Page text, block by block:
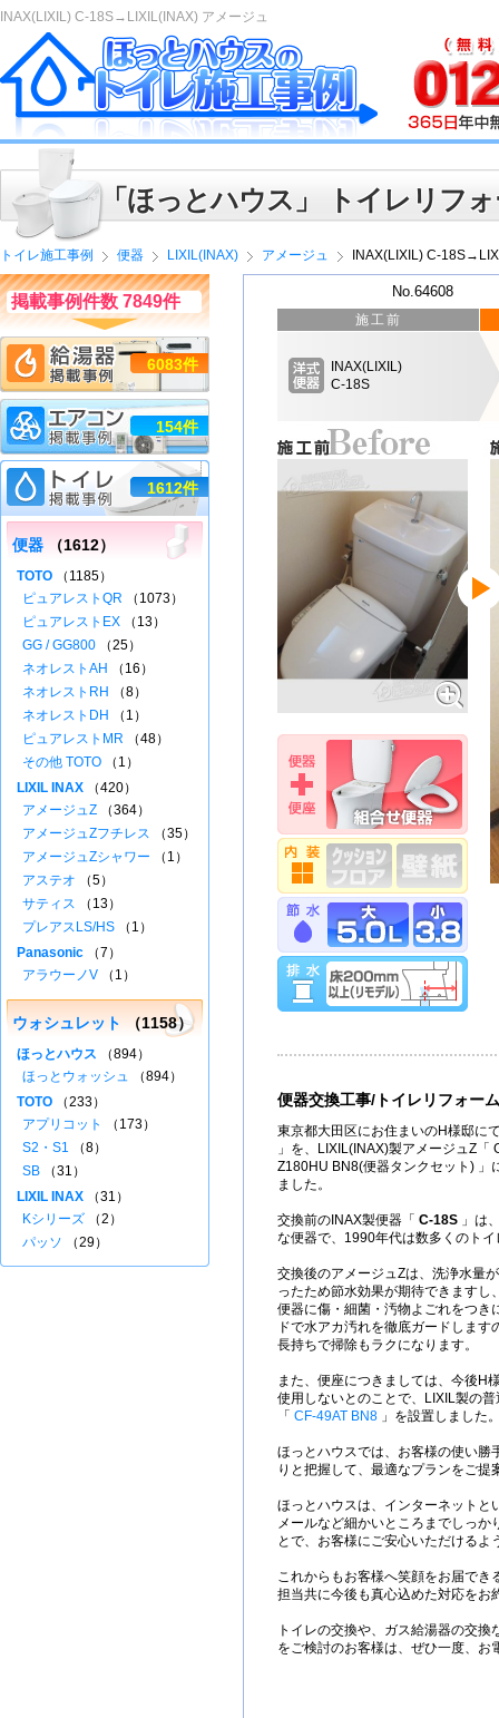
INAX(LIXIL) C-18S→LIXIL(INAX) アメージュ
「ほっとハウス」 トイレリフ
トイレ施工事例 便器 LIXIL(INAX) アメージュ INAX(LIXIL) C-
No.64608
施工前
INAX(LIXIL)
C-18S
便器交換工事/トイレリフォーム
東京都大田区にお住まいのH様邸に
」を、LIXIL(INAX)製アメージュZ「
Z180HU BN8(便器タンクセット) 」
ました。
交換前のINAX製便器「 C-18S 」は
な便器で、1990年代は数多くのト
交換後のアメージュZは、洗浄水量
ったため節水効果が期待できますし
便器に傷・細菌・汚物よごれをつき
ドで水アカ汚れを徹底ガードしま
長持ちで掃除もラクになります。
また、便座につきましては、今後H
使用しないとのことで、LIXIL製の普
「 CF-49AT BN8 」を設置しました
ほっとハウスでは、お客様の使い勝
りと把握して、最適なプランをご提
ほっとハウスは、インターネットと
メールなど細かいところまでしっか
とで、お客様にご安心いただけるよ
これからもお客様へ笑顔をお届でき
担当共に今後も真心込めた対応をお
トイレの交換や、ガス給湯器の交
をご検討のお客様は、ぜひ一度、お
掲載事例件数 7849件
6083件
154件
1612件
便器 （1612）
TOTO （1185）
ピュアレストQR （1073）
ピュアレストEX （13）
GG / GG800 （25）
ネオレストAH
（16）
ネオレストRH
（8）
ネオレストDH
（1）
ピュアレストMR （48）
その他 TOTO （1）
LIXIL INAX （420）
アメージュZ （364）
アメージュZフチレス （35）
アメージュZシャワー （1）
アステオ （5）
サティス （13）
プレアスLS/HS （1）
Panasonic （7）
アラウーノV （1）
ウォシュレット （1158）
ほっとハウス （894）
ほっとウォッシュ （894）
TOTO （233）
アプリコット
（173）
S2・S1 （8）
SB （31）
LIXIL INAX （31）
Kシリーズ （2）
パッソ （29）